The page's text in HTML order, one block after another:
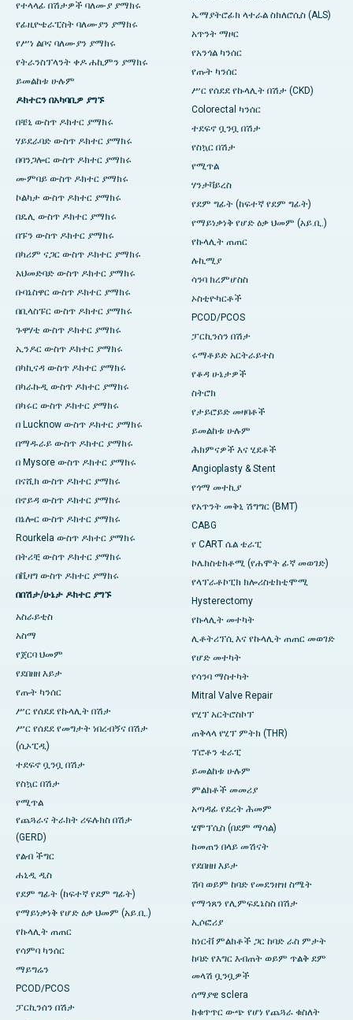
የተላላፊ በሽታዎች ባለሙያ ያማክሩ
የፊዚዮቴራፒስት ባለሙያን ያማክሩ
የሥነ ልቦና ባለሙያን ያማክሩ
የትራንስፕላንት ቀዶ ሐኪምን ያማክሩ
ይመልከቱ ሁሉም
ዶክተርን በአካባቢዎ ያግኙ
በቼኒ ውስጥ ዶክተር ያማክሩ
ሃይደራባድ ውስጥ ዶክተር ያማክሩ
በባንጋሎር ውስጥ ዶክተር ያማክሩ
ሙምባይ ውስጥ ዶክተር ያማክሩ
ኮልካታ ውስጥ ዶክተር ያማክሩ
በዴሊ ውስጥ ዶክተር ያማክሩ
በፑን ውስጥ ዶክተር ያማክሩ
በካሪም ናጋር ውስጥ ዶክተር ያማክሩ
አህመድባድ ውስጥ ዶክተር ያማክሩ
ቡባኔስዋር ውስጥ ዶክተር ያማክሩ
በቢላስፑር ውስጥ ዶክተር ያማክሩ
ጉዋሃቲ ውስጥ ዶክተር ያማክሩ
ኢንዶር ውስጥ ዶክተር ያማክሩ
በካኪናዳ ውስጥ ዶክተር ያማክሩ
በካራኩዲ ውስጥ ዶክተር ያማክሩ
በካሩር ውስጥ ዶክተር ያማክሩ
በ Lucknow ውስጥ ዶክተር ያማክሩ
በማዱራይ ውስጥ ዶክተር ያማክሩ
በ Mysore ውስጥ ዶክተር ያማክሩ
በናሺክ ውስጥ ዶክተር ያማክሩ
በኖይዳ ውስጥ ዶክተር ያማክሩ
በኔሎር ውስጥ ዶክተር ያማክሩ
Rourkela ውስጥ ዶክተር ያማክሩ
በትሪቺ ውስጥ ዶክተር ያማክሩ
በቪዛግ ውስጥ ዶክተር ያማክሩ
በበሽታ/ሁኔታ ዶክተር ያግኙ
አስራይቲስ
አስማ
የጀርባ ህመም
የደበዘዘ እይታ
የጡት ካንሰር
ሥር የሰደደ የኩላሊት በሽታ
ሥር የሰደደ የመግታት ነበረብኝና በሽታ
(ሲኦፒዲ)
ተደፍኖ ቧንቧ በሽታ
የስኳር በሽታ
የሚጥል
የጨጓራና ትራክት ሪፍሉክስ በሽታ
(GERD)
የልብ ችግር
ሐኒዲ ዲስ
የደም ግፊት (ከፍተኛ የደም ግፊት)
የማይነቃነቅ የሆድ ዕቃ ህመም (አይ.ቢ.)
የኩላሊት ጠጠር
የሳምባ ካንሰር
ማይግሬን
PCOD/PCOS
ፓርኪንሰን በሽታ
ኤማያትሮፊክ ላተራል ስክለሮሲስ (ALS)
አጥንት ማዞር
የአንጎል ካንሰር
የጡት ካንሰር
ሥር የሰደደ የኩላሊት በሽታ (CKD)
Colorectal ካንሰር
ተደፍኖ ቧንቧ በሽታ
የስኳር በሽታ
የሚጥል
ሃንታቫይረስ
የደም ግፊት (ከፍተኛ የደም ግፊት)
የማይነቃነቅ የሆድ ዕቃ ህመም (አይ.ቢ.)
የኩላሊት ጠጠር
ሉኪሚያ
ሳንባ ክረምሆስስ
ኦስቲዮካርቶች
PCOD/PCOS
ፓርኪንሰን በሽታ
ሩማቶይድ አርትራይተስ
የቆዳ ሁኔታዎች
ስትሮክ
የታይሮይድ መዛባቶች
ይመልከቱ ሁሉም
ሕክምናዎች እና ሂደቶች
Angioplasty & Stent
የጎማ መተኪያ
የአጥንት መቅኒ ሽግግር (BMT)
CABG
የ CART ሴል ቴራፒ
ኮሌክስቴክቶሚ (የሐሞት ፊኛ መወገድ)
የላፕራቶኮፒክ ክሎሪስቴክቲሞሚ
Hysterectomy
የኩላሊት መተካት
ሊቶትሪፕሲ እና የኩላሊት ጠጠር መወገድ
የሆድ መተካት
የሳንባ ማስተካት
Mitral Valve Repair
የሂፕ አርትሮስኮፕ
ጠቅላላ የሂፕ ምትክ (THR)
ፕሮቶን ቴራፒ
ይመልከቱ ሁሉም
ምልክቶች መመሪያ
አጣዳፊ የደረት ሕመም
ሄሞፕሲስ (በደም ማሳል)
ከመጠን በላይ መሽናት
የደበዘዘ እይታ
ሽባ ወይም ከባድ የመደንዘዝ ስሜት
የማኅጸን የሊምፍዴኔስስ በሽታ
ኢሶፎሪያ
ከነርቭ ምልክቶች ጋር ከባድ ራስ ምታት
ከባድ የእግር እብጠት ወይም ጥልቅ ደም
መላሽ ቧንቧዎች
ሰማያዊ sclera
ከቁጥጥር ውጭ የሆነ የጨጓራ ​​​​ቁስለት